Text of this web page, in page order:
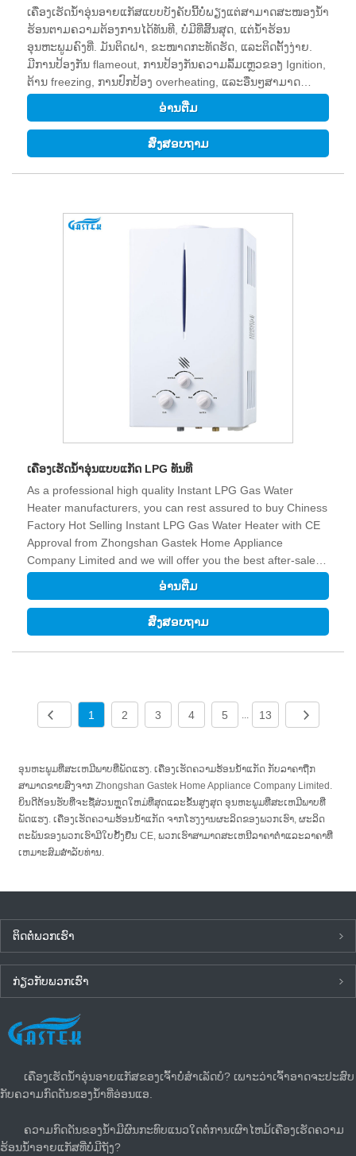
ເຄື່ອງເຮັດນ້ຳອຸ່ນອາຍແກັສແບບບັງຄັບນີ້ບໍ່ພຽງແຕ່ສາມາດສະໜອງນ້ຳ
ຮ້ອນຕາມຄວາມຕ້ອງການໄດ້ທັນທີ, ບໍ່ມີທີ່ສິ້ນສຸດ, ແຕ່ນ້ຳຮ້ອນ
ອຸນຫະພູມຄົງທີ່. ມັນຕິດຝາ, ຂະໜາດກະທັດຮັດ, ແລະຕິດຕັ້ງງ່າຍ.
ມີການປ້ອງກັນ flameout, ການປ້ອງກັນຄວາມລົ້ມເຫຼວຂອງ Ignition,
ຕ້ານ freezing, ການປົກປ້ອງ overheating, ແລະອື່ນໆສາມາດ
ຮັບປະກັນຄວາມປອດໄພຂອງຄອບຄົວ.Product Picture1.Product
Description ເຄື່ອງເຮັດນ້ຳອຸ່ນອາຍແກັສແບບບັງຄັບນີ້ບໍ່ພຽງແຕ່
ສາມາດສະໜອງນ້ຳຮ້ອນຕາມຄວາມຕ້ອງການໄດ້ທັນທີ, ບໍ່ມີທີ່ສິ້ນສຸດ,
ແຕ່ນ້ຳຮ້ອນອຸນຫະພູມຄົງທີ່. ມັນຕິດຝາ, ຂະໜາດກະທັດຮັດ, ແລະຕິດ
ຮ້ອນຂາຍປະເພດດຸ່ນດ່ຽງ Turbo ອຸນຫະພູມຄົງທີ່ Shower ຮ້ອນ
LPG Boiler ບັງຄັບ Exhaust ເຄື່ອງເຮັດຄວາມຮ້ອນນ້ໍາອາຍແກັສ
ອ່ານ​ຕື່ມ
ສົ່ງສອບຖາມ
ເຄື່ອງເຮັດນ້ຳອຸ່ນແບບແກັດ LPG ທັນທີ
As a professional high quality Instant LPG Gas Water
Heater manufacturers, you can rest assured to buy Chiness
Factory Hot Selling Instant LPG Gas Water Heater with CE
Approval from Zhongshan Gastek Home Appliance
Company Limited and we will offer you the best after-sale
service and timely delivery.
ອ່ານ​ຕື່ມ
ສົ່ງສອບຖາມ
1 2 3 4 5 13
ອຸນຫະພູມທີ່ສະເຫມີພາບທີ່ພັດແຮງ. ເຄື່ອງເຮັດຄວາມຮ້ອນນ້ໍາແກັດ ກັບລາຄາຖືກ
ສາມາດຂາຍສົ່ງຈາກ Zhongshan Gastek Home Appliance Company Limited.
ຍິນ​ດີ​ຕ້ອນ​ຮັບ​ທີ່​ຈະ​ຊື້​ສ່ວນ​ຫຼຸດ​ໃຫມ່​ທີ່​ສຸດ​ແລະ​ຂັ້ນ​ສູງ​ສຸດ ອຸນຫະພູມທີ່ສະເຫມີພາບທີ່
ພັດແຮງ. ເຄື່ອງເຮັດຄວາມຮ້ອນນ້ໍາແກັດ ຈາກ​ໂຮງ​ງານ​ຜະ​ລິດ​ຂອງ​ພວກ​ເຮົາ​, ຜະ​ລິດ​
ຕະ​ພັນ​ຂອງ​ພວກ​ເຮົາ​ມີ​ໃບ​ຢັ້ງ​ຢືນ CE​, ພວກ​ເຮົາ​ສາ​ມາດ​ສະ​ເຫນີ​ລາ​ຄາ​ຕ​່​ໍ​າ​ແລະ​ລາ​ຄາ​ທີ່​
ເຫມາະ​ສົມ​ສໍາ​ລັບ​ທ່ານ​.
ຕິດ​ຕໍ່​ພວກ​ເຮົາ
ກ່ຽວ​ກັບ​ພວກ​ເຮົາ
ຂ່າວ​ລ່າ​ສຸດ
ເຄື່ອງເຮັດນ້ຳອຸ່ນອາຍແກັສຂອງເຈົ້າບໍ່ສຳເລັດບໍ? ເພາະວ່າເຈົ້າອາດຈະປະສົບ
ກັບຄວາມກົດດັນຂອງນໍ້າທີ່ອ່ອນແອ.
ຄວາມກົດດັນຂອງນ້ໍາມີຜົນກະທົບແນວໃດຕໍ່ການເຜົາໄຫມ້ເຄື່ອງເຮັດຄວາມ
ຮ້ອນນ້ໍາອາຍແກັສທີ່ບໍ່ມີຖັງ?